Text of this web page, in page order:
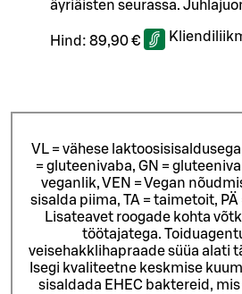
äyriäisten seurassa.
Hind: 89,90 €
VL = vähese
= gluteenivaba, GN =
veganlik, VEN = Vegan
sisalda piima, TA = taimetoit,
Lisateavet roogade kohta
töötajatega.
veisehakklihapraade süüa alati
Isegi kvaliteetne keskmise
sisaldada EHEC baktereid,